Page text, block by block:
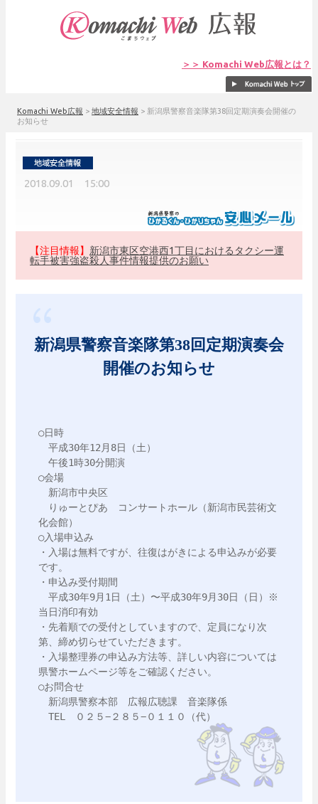
＞＞ Komachi Web広報とは？
Komachi Web広報 > 地域安全情報 > 新潟県警察音楽隊第38回定期演奏会開催の
お知らせ
2018.09.01 15:00
【注目情報】 新潟市東区空港西1丁目におけるタクシー運
転手被害強盗殺人事件情報提供のお願い
新潟県警察音楽隊第38回定期演奏会
開催のお知らせ
○日時
平成30年12月8日（土）
午後1時30分開演
○会場
新潟市中央区
りゅーとぴあ　コンサートホール（新潟市民芸術文
化会館）
○入場申込み
・入場は無料ですが、往復はがきによる申込みが必要
です。
・申込み受付期間
平成30年9月1日（土）〜平成30年9月30日（日）※
当日消印有効
・先着順での受付としていますので、定員になり次
第、締め切らせていただきます。
・入場整理券の申込み方法等、詳しい内容については
県警ホームページ等をご確認ください。
○お問合せ
新潟県警察本部　広報広聴課　音楽隊係
TEL　０２５−２８５−０１１０（代）